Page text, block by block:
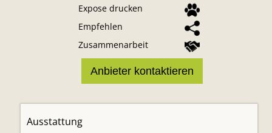
Expose drucken
Empfehlen
Zusammenarbeit
Anbieter kontaktieren
Ausstattung